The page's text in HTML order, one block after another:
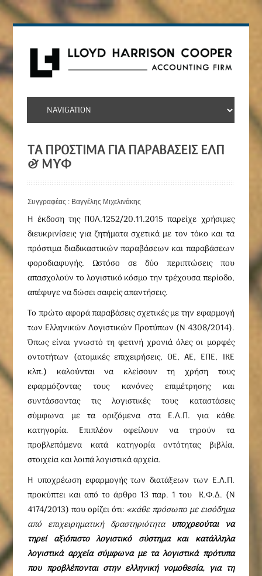
TΑ ΠΡΌΣΤΙΜΑ ΓΙΑ ΠΑΡΑΒΆΣΕΙΣ ΕΛΠ
& ΜΥΦ
Συγγραφέας : Βαγγέλης Μιχελινάκης
Η έκδοση της ΠΟΛ.1252/20.11.2015 παρείχε χρήσιμες
διευκρινίσεις για ζητήματα σχετικά με τον τόκο και τα
πρόστιμα διαδικαστικών παραβάσεων και παραβάσεων
φοροδιαφυγής. Ωστόσο σε δύο περιπτώσεις που
απασχολούν το λογιστικό κόσμο την τρέχουσα περίοδο,
απέφυγε να δώσει σαφείς απαντήσεις.
Το πρώτο αφορά παραβάσεις σχετικές με την εφαρμογή
των Ελληνικών Λογιστικών Προτύπων (Ν 4308/2014).
Όπως είναι γνωστό τη φετινή χρονιά όλες οι μορφές
οντοτήτων (ατομικές επιχειρήσεις, ΟΕ, ΑΕ, ΕΠΕ, ΙΚΕ
κλπ.) καλούνται να κλείσουν τη χρήση τους
εφαρμόζοντας τους κανόνες επιμέτρησης και
συντάσσοντας τις λογιστικές τους καταστάσεις
σύμφωνα με τα οριζόμενα στα Ε.Λ.Π. για κάθε
κατηγορία. Επιπλέον οφείλουν να τηρούν τα
προβλεπόμενα κατά κατηγορία οντότητας βιβλία,
στοιχεία και λοιπά λογιστικά αρχεία.
Η υποχρέωση εφαρμογής των διατάξεων των Ε.Λ.Π.
προκύπτει και από το άρθρο 13 παρ. 1 του Κ.Φ.Δ. (Ν
4174/2013) που ορίζει ότι: «κάθε πρόσωπο με εισόδημα
από επιχειρηματική δραστηριότητα υποχρεούται να
τηρεί αξιόπιστο λογιστικό σύστημα και κατάλληλα
λογιστικά αρχεία σύμφωνα με τα λογιστικά πρότυπα
που προβλέπονται στην ελληνική νομοθεσία, για τη